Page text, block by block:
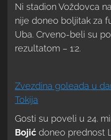
Ni stadion Voždovca
nije doneo boljitak za
Uba. Crveno-beli su
rezultatom – 1:2.
Zvezdina goleada u
Tokija
Gosti su poveli u 24.
Bojić doneo prednost